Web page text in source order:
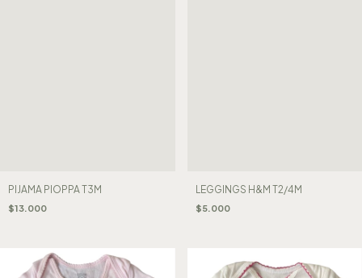
PIJAMA PIOPPA T3M
$13.000
LEGGINGS H&M T2/4M
$5.000